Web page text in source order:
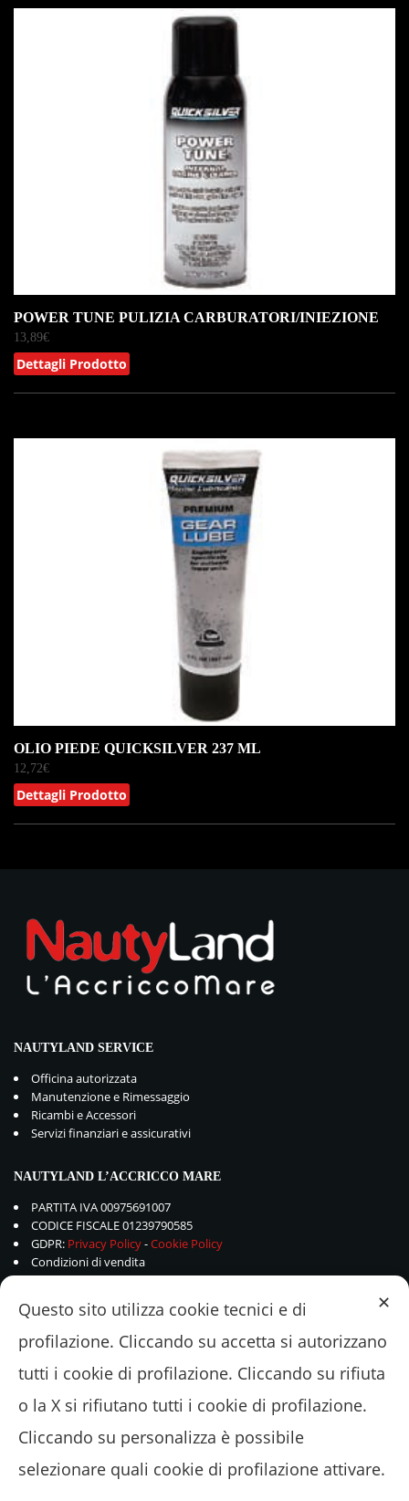
POWER TUNE PULIZIA CARBURATORI/INIEZIONE
13,89€
Dettagli Prodotto
OLIO PIEDE QUICKSILVER 237 ML
12,72€
Dettagli Prodotto
NAUTYLAND SERVICE
Officina autorizzata
Manutenzione e Rimessaggio
Ricambi e Accessori
Servizi finanziari e assicurativi
NAUTYLAND L’ACCRICCO MARE
PARTITA IVA 00975691007
CODICE FISCALE 01239790585
GDPR: Privacy Policy-Cookie Policy
Condizioni di vendita
✕
Questo sito utilizza cookie tecnici e di
profilazione. Cliccando su accetta si autorizzano
tutti i cookie di profilazione. Cliccando su rifiuta
o la X si rifiutano tutti i cookie di profilazione.
Cliccando su personalizza è possibile
selezionare quali cookie di profilazione attivare.